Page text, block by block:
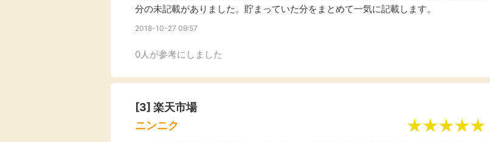
分の未記載がありました。貯まっていた分をまとめて一気に記載します。
2018-10-27 09:57
0人が参考にしました
[3] 楽天市場
ニンニク